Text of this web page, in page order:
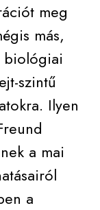
meg
más,
biológiai
szintű
Ilyen
a mai
a